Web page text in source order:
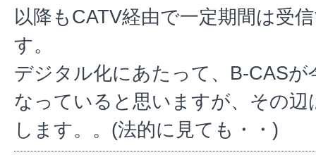
以降もCATV経由で一定期間は受
す。
デジタル化にあたって、B-CAS
なっていると思いますが、その
します。。(法的に見ても・・)